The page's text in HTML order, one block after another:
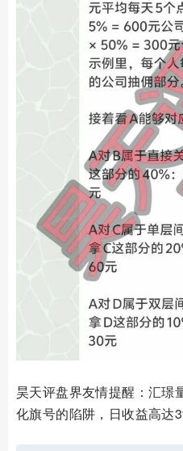
昊天评盘界友情提醒：汇璟
化旗号的陷阱，日收益高达